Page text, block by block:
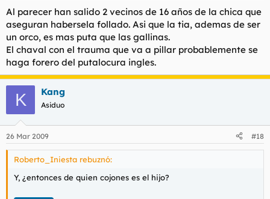
Al parecer han salido 2 vecinos de 16 años de la chica que
aseguran habersela follado. Asi que la tia, ademas de ser
un orco, es mas puta que las gallinas.
El chaval con el trauma que va a pillar probablemente se
haga forero del putalocura ingles.
K Kang
Asiduo
26 Mar 2009 #18
Roberto_Iniesta rebuznó:
Y, ¿entonces de quien cojones es el hijo?